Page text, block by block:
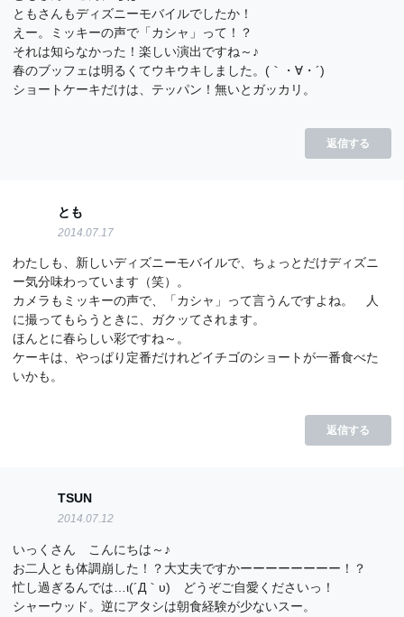
ともさんもディズニーモバイルでしたか！
えー。ミッキーの声で「カシャ」って！？
それは知らなかった！楽しい演出ですね～♪
春のブッフェは明るくてウキウキしました。(｀・∀・´)
ショートケーキだけは、テッパン！無いとガッカリ。
返信する
とも
2014.07.17
わたしも、新しいディズニーモバイルで、ちょっとだけディズニ
ー気分味わっています（笑）。
カメラもミッキーの声で、「カシャ」って言うんですよね。 人
に撮ってもらうときに、ガクッてされます。
ほんとに春らしい彩ですね～。
ケーキは、やっぱり定番だけれどイチゴのショートが一番食べた
いかも。
返信する
TSUN
2014.07.12
いっくさん こんにちは～♪
お二人とも体調崩した！？大丈夫ですかーーーーーーーー！？
忙し過ぎるんでは…ι(´Д｀υ) どうぞご自愛くださいっ！
シャーウッド。逆にアタシは朝食経験が少ないスー。